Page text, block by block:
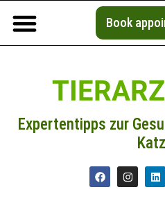
Book
Expertentipps zur